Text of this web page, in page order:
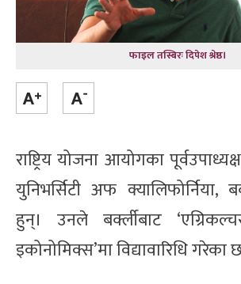
फाइल तस्बिरः दिपेश श्रेष्ठ।
राष्ट्रिय योजना आयोगका
युनिभर्सिटी अफ क्यालिफोर्निया,
हुन्। उनले बर्क्लीबाट
इकोनोमिक्स’मा विद्यावारिधि गरेका